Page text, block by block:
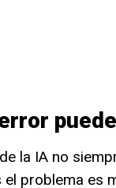
la IA no
el problema es